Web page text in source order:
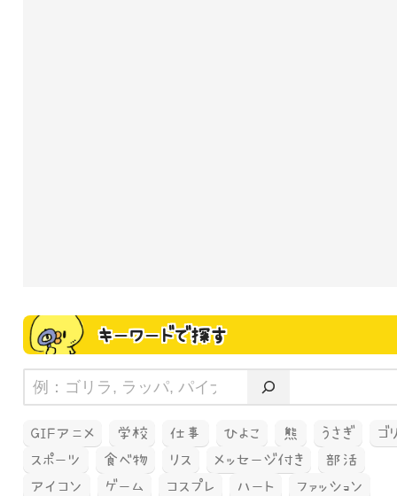
キーワードで探す
GIFアニメ 学校 仕事 ひよこ 熊 うさぎ
ゴ
スポーツ
食べ物 リス メッセージ付き
部活
アイコン
ゲーム コスプレ ハート
ファッション